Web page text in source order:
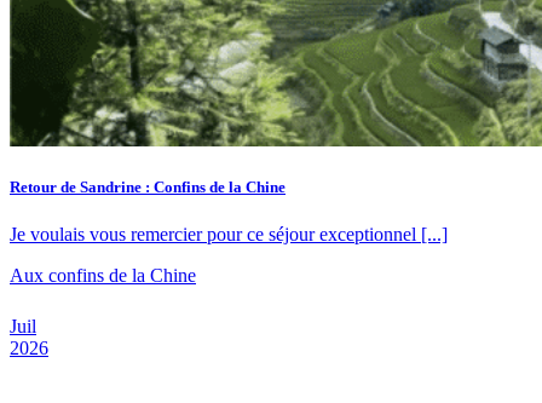
Retour de Sandrine : Confins de la Chine
Je voulais vous remercier pour ce séjour exceptionnel [...]
Aux confins de la Chine
Juil
2026